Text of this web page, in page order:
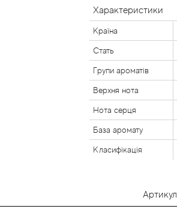
Характеристики
Країна
Стать
Групи ароматів
Верхня нота
Нота серця
База аромату
Класифікація
Артикул